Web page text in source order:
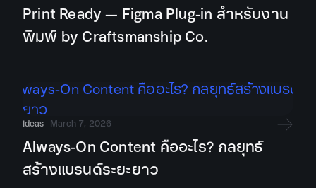
Print Ready — Figma Plug-in สำหรับงาน
พิมพ์ by Craftsmanship Co.
Ideas March 7, 2026
Always-On Content คืออะไร? กลยุทธ์
สร้างแบรนด์ระยะยาว